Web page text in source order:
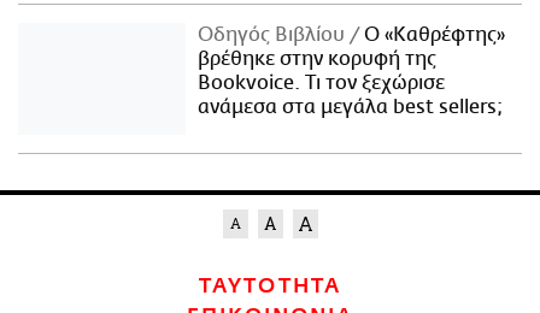
Οδηγός Βιβλίου
Ο «Καθρέφτης»
βρέθηκε στην κορυφή της
Bookvoice. Τι τον ξεχώρισε
ανάμεσα στα μεγάλα best sellers;
ΤΑΥΤΟΤΗΤΑ